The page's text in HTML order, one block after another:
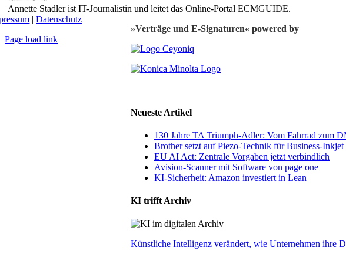
Annette Stadler ist IT-Journalistin und leitet das Online-Portal ECMGUIDE.
»Verträge und E-Signaturen« powered by
Neueste Artikel
130 Jahre TA Triumph-Adler: Vom Fahrrad zum
Brother setzt auf Piezo-Technik für Business-Inkjet
EU AI Act: Zentrale Vorgaben jetzt verbindlich
Avision-Scanner mit Software von page one
KI-Sicherheit: Amazon investiert in Lean
KI trifft Archiv
Künstliche Intelligenz verändert, wie Unternehmen ihre
|Datenschutz
Page load link